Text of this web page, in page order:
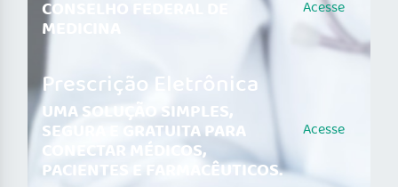
CONSELHO FEDERAL DE
MEDICINA
Acesse
Prescrição Eletrônica
UMA SOLUÇÃO SIMPLES,
SEGURA E GRATUITA PARA
CONECTAR MÉDICOS,
PACIENTES E FARMACÊUTICOS.
Acesse